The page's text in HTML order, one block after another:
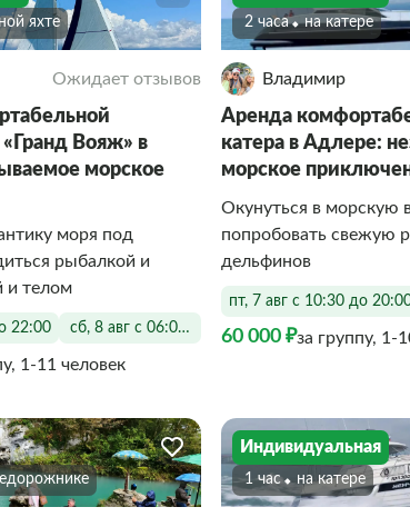
яхте
Ожидает отзывов
Вояж» в
морское
моря под
рыбалкой и
и телом
22:00 сб, 8 авг с 06:00 до 22:00
1-11 человек
2 часа На катере
Владимир
Аренда
катера в Адлере:
морское
Окунуться в морскую
попробовать свежую
дельфинов
пт, 7 авг с 10:30 до
60 000 ₽за группу, 1-
Индивидуальная
1 час На катере